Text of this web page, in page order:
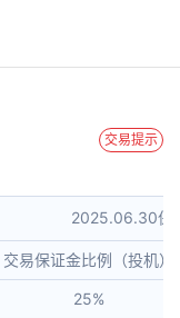
交易提示
2025.06.30保
交易保证金比例（投机）
25%